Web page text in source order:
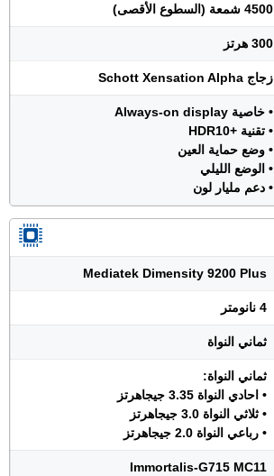
4500 شمعة (السطوع الأقصى)
300 هرتز
زجاج Schott Xensation Alpha
• خاصية Always-on display
• تقنية +HDR10
• وضع حماية العين
• الوضع الليلي
• دعم مليار لون
Mediatek Dimensity 9200 Plus
4 نانومتر
ثماني النواة
ثماني النواة:
• احادي النواة 3.35 جيجاهرتز
• ثلاثي النواة 3.0 جيجاهرتز
• رباعي النواة 2.0 جيجاهرتز
Immortalis-G715 MC11